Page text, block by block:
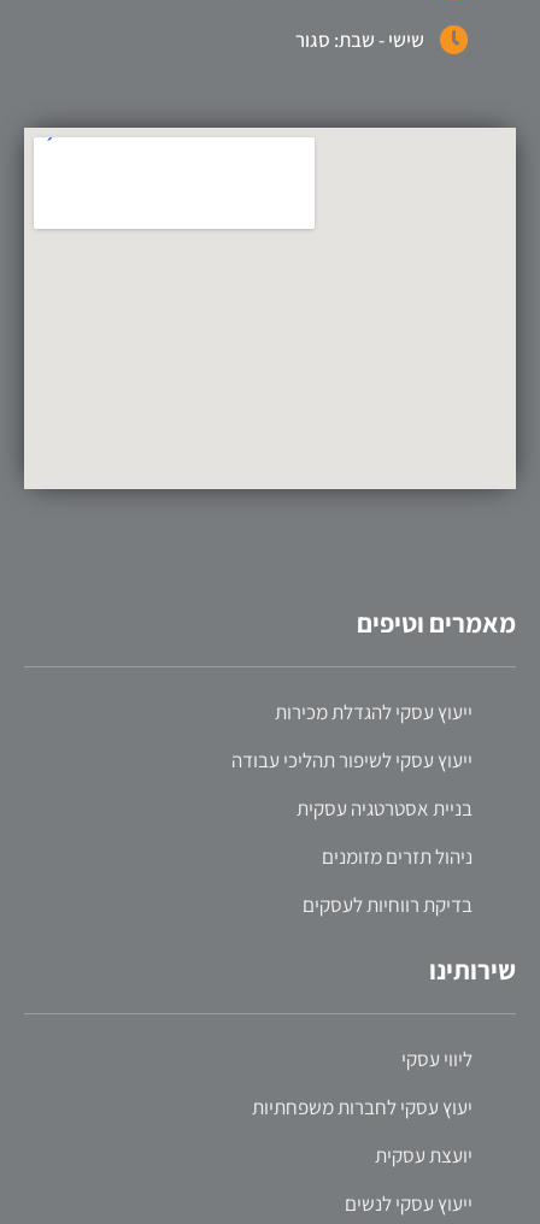
שישי - שבת: סגור
שירותינו
ליווי עסקי
יעוץ עסקי לחברות משפחתיות
יועצת עסקית
ייעוץ עסקי לנשים
מאמרים וטיפים
ייעוץ עסקי להגדלת מכירות
ייעוץ עסקי לשיפור תהליכי עבודה
בניית אסטרטגיה עסקית
ניהול תזרים מזומנים
בדיקת רווחיות לעסקים